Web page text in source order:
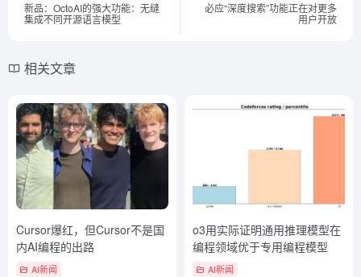
新品：OctoAI的强大功能：无缝
集成不同开源语言模型
必应“深度搜索”功能正在对更多
用户开放
相关文章
Cursor爆红，但Cursor不是国
内AI编程的出路
AI新闻
o3用实际证明通用推理模型在
编程领域优于专用编程模型
AI新闻